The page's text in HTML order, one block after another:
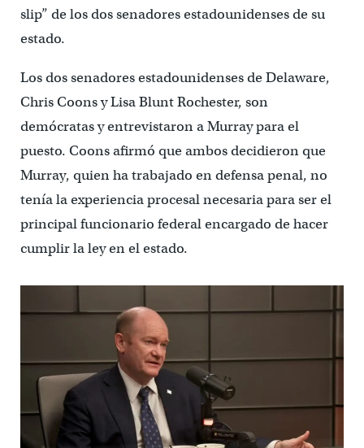
slip” de los dos senadores estadounidenses de su
estado.
Los dos senadores estadounidenses de Delaware,
Chris Coons y Lisa Blunt Rochester, son
demócratas y entrevistaron a Murray para el
puesto. Coons afirmó que ambos decidieron que
Murray, quien ha trabajado en defensa penal, no
tenía la experiencia procesal necesaria para ser el
principal funcionario federal encargado de hacer
cumplir la ley en el estado.